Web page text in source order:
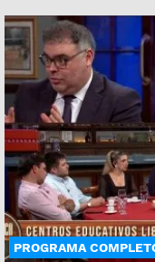
PROGRAMA